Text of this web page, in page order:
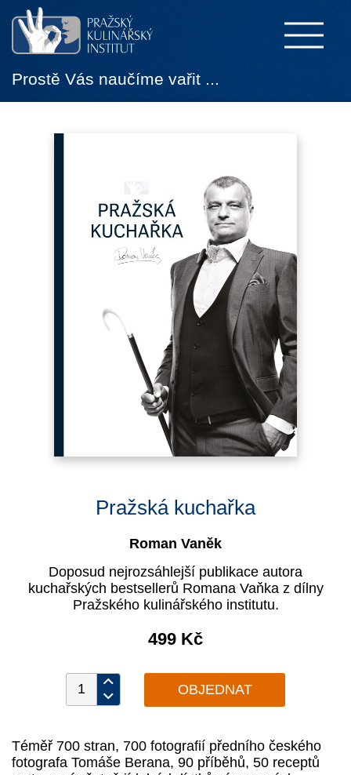
Prostě Vás naučíme vařit ...
Pražská kuchařka
Roman Vaněk
Doposud nejrozsáhlejší publikace autora
kuchařských bestsellerů Romana Vaňka z dílny
Pražského kulinářského institutu.
499 Kč
Téměř 700 stran, 700 fotografií předního českého
fotografa Tomáše Berana, 90 příběhů, 50 receptů